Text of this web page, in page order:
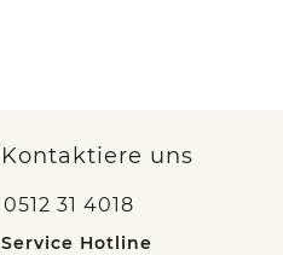
Kontaktiere uns
0512 31 4018
Service Hotline